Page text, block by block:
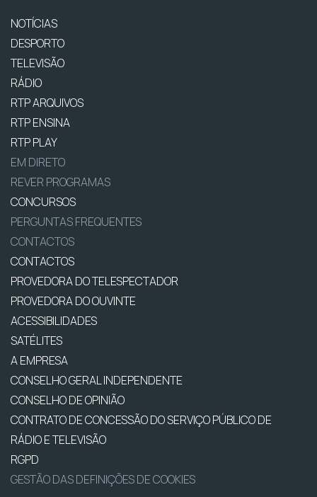
NOTÍCIAS
DESPORTO
TELEVISÃO
RÁDIO
RTP ARQUIVOS
RTP ENSINA
RTP PLAY
EM DIRETO
REVER PROGRAMAS
CONCURSOS
PERGUNTAS FREQUENTES
CONTACTOS
CONTACTOS
PROVEDORA DO TELESPECTADOR
PROVEDORA DO OUVINTE
ACESSIBILIDADES
SATÉLITES
A EMPRESA
CONSELHO GERAL INDEPENDENTE
CONSELHO DE OPINIÃO
CONTRATO DE CONCESSÃO DO SERVIÇO PÚBLICO DE
RÁDIO E TELEVISÃO
RGPD
GESTÃO DAS DEFINIÇÕES DE COOKIES